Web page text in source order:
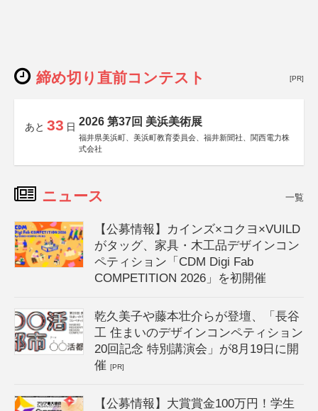
締め切り直前コンテスト [PR]
あと 33 日 2026 第37回 美浜美術展
福井県美浜町、美浜町教育委員会、福井新聞社、関西電力株
式会社
ニュース 一覧
【公募情報】カインズ×コクヨ×VUILD
がタッグ、家具・木工品デザインコン
ペティション「CDM Digi Fab
COMPETITION 2026」を初開催
乾久美子や藤本壮介らが登壇、「長谷
工 住まいのデザインコンペティション
20回記念 特別講演会」が8月19日に開
催[PR]
【公募情報】大賞賞金100万円！学生